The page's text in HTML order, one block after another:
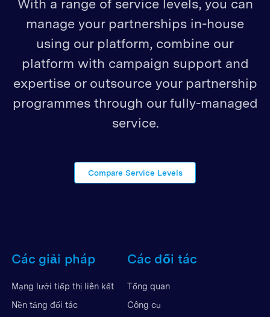
With a range of service levels, you can
manage your partnerships in-house
using our platform, combine our
platform with campaign support and
expertise or outsource your partnership
programmes through our fully-managed
service.
Compare Service Levels
Các giải pháp
Mạng lưới tiếp thị liên kết
Nền tảng đối tác
Các đối tác
Tổng quan
Công cụ